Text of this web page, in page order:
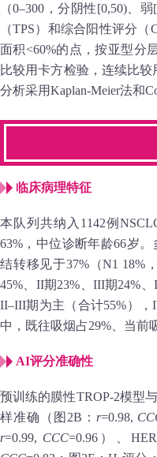
（0–300，分阴性[0,50)、
（TPS）和综合阳性评分
面积<60%的点，按亚型分
比较用卡方检验，连续比较
分析采用Kaplan‑Meier法和
临床病理特征
本队列共纳入1142例
63%，中位诊断年龄66岁
结转移见于37%（N1 18%
45%、II期23%、III期24%
II–III期为主（合计55%）
中，既往吸烟占29%、当前
AI评分准确性
预训练的膜性TROP‑2模型
样准确（图2B： r=0.98,
r=0.99, CCC=0.96）、